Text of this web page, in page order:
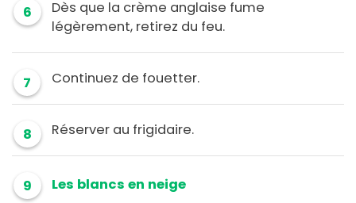
6
Dès que la crème anglaise fume
légèrement, retirez du feu.
7 Continuez de fouetter.
8 Réserver au frigidaire.
9
Les blancs en neige